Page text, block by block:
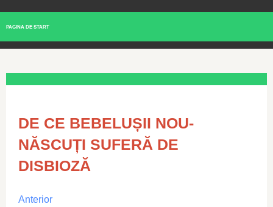
PAGINA DE START
DE CE BEBELUȘII NOU-
NĂSCUȚI SUFERĂ DE
DISBIOZĂ
Anterior